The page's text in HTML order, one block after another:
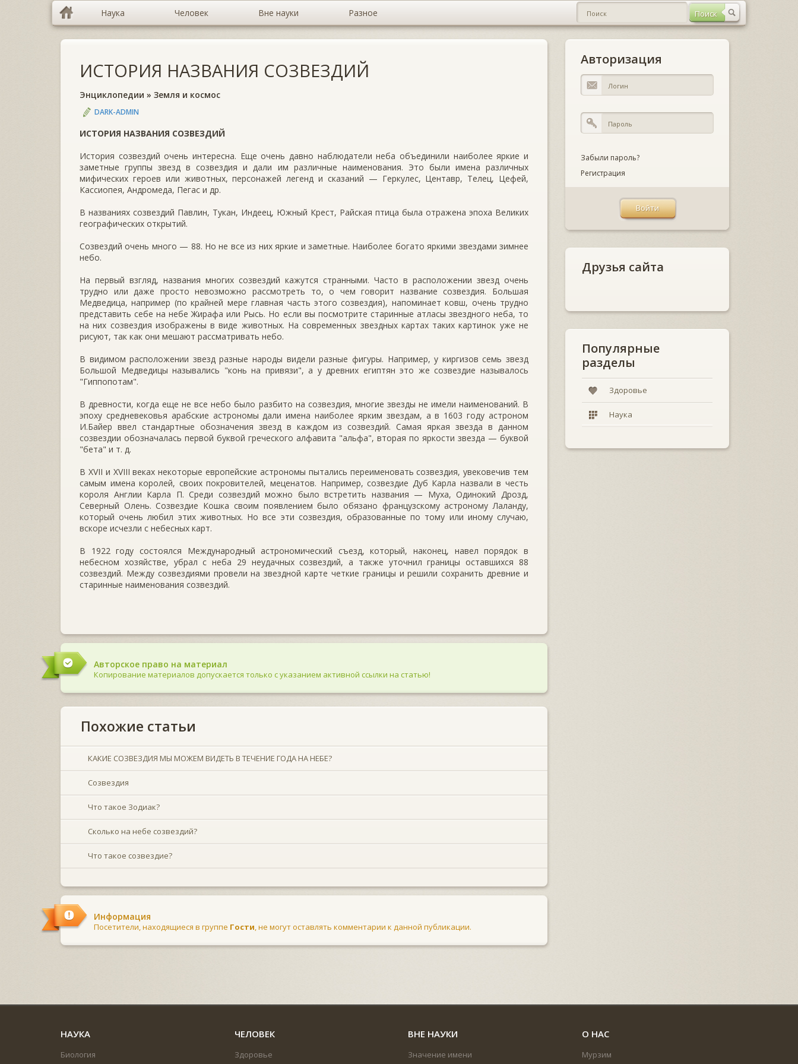
Наука Человек Вне науки Разное
ИСТОРИЯ НАЗВАНИЯ СОЗВЕЗДИЙ
Энциклопедии » Земля и космос
DARK-ADMIN
ИСТОРИЯ НАЗВАНИЯ СОЗВЕЗДИЙ
История созвездий очень интересна. Еще очень давно наблюдатели неба объединили наиболее яркие и
заметные группы звезд в созвездия и дали им различные наименования. Это были имена различных
мифических героев или животных, персонажей легенд и сказаний — Геркулес, Центавр, Телец, Цефей,
Кассиопея, Андромеда, Пегас и др.
В названиях созвездий Павлин, Тукан, Индеец, Южный Крест, Райская птица была отражена эпоха Великих
географических открытий.
Созвездий очень много — 88. Но не все из них яркие и заметные. Наиболее богато яркими звездами зимнее
небо.
На первый взгляд, названия многих созвездий кажутся странными. Часто в расположении звезд очень
трудно или даже просто невозможно рассмотреть то, о чем говорит название созвездия. Большая
Медведица, например (по крайней мере главная часть этого созвездия), напоминает ковш, очень трудно
представить себе на небе Жирафа или Рысь. Но если вы посмотрите старинные атласы звездного неба, то
на них созвездия изображены в виде животных. На современных звездных картах таких картинок уже не
рисуют, так как они мешают рассматривать небо.
В видимом расположении звезд разные народы видели разные фигуры. Например, у киргизов семь звезд
Большой Медведицы назывались "конь на привязи", а у древних египтян это же созвездие называлось
"Гиппопотам".
В древности, когда еще не все небо было разбито на созвездия, многие звезды не имели наименований. В
эпоху средневековья арабские астрономы дали имена наиболее ярким звездам, а в 1603 году астроном
И.Байер ввел стандартные обозначения звезд в каждом из созвездий. Самая яркая звезда в данном
созвездии обозначалась первой буквой греческого алфавита "альфа", вторая по яркости звезда — буквой
"бета" и т. д.
В XVII и XVIII веках некоторые европейские астрономы пытались переименовать созвездия, увековечив тем
самым имена королей, своих покровителей, меценатов. Например, созвездие Дуб Карла назвали в честь
короля Англии Карла П. Среди созвездий можно было встретить названия — Муха, Одинокий Дрозд,
Северный Олень. Созвездие Кошка своим появлением было обязано французскому астроному Лаланду,
который очень любил этих животных. Но все эти созвездия, образованные по тому или иному случаю,
вскоре исчезли с небесных карт.
В 1922 году состоялся Международный астрономический съезд, который, наконец, навел порядок в
небесном хозяйстве, убрал с неба 29 неудачных созвездий, а также уточнил границы оставшихся 88
созвездий. Между созвездиями провели на звездной карте четкие границы и решили сохранить древние и
старинные наименования созвездий.
Авторское право на материал
Копирование материалов допускается только с указанием активной ссылки на статью!
Похожие статьи
КАКИЕ СОЗВЕЗДИЯ МЫ МОЖЕМ ВИДЕТЬ В ТЕЧЕНИЕ ГОДА НА НЕБЕ?
Созвездия
Что такое Зодиак?
Сколько на небе созвездий?
Что такое созвездие?
Информация
Посетители, находящиеся в группе Гости, не могут оставлять комментарии к данной публикации.
Авторизация
Забыли пароль?
Регистрация
Друзья сайта
Популярные
разделы
Здоровье
Наука
НАУКА
Биология
ЧЕЛОВЕК
Здоровье
ВНЕ НАУКИ
Значение имени
О НАС
Мурзим